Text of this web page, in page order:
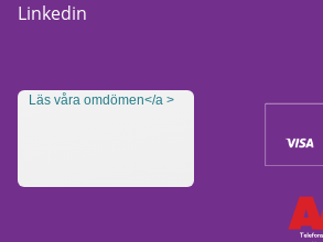
Linkedin
Läs våra omdömen</a >